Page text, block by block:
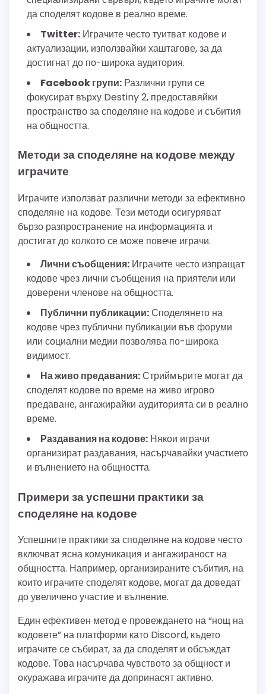
да споделят кодове в реално време.
Twitter: Играчите често туитват кодове и
актуализации, използвайки хаштагове, за да
достигнат до по-широка аудитория.
Facebook групи: Различни групи се
фокусират върху Destiny 2, предоставяйки
пространство за споделяне на кодове и събития
на общността.
Методи за споделяне на кодове между
играчите
Играчите използват различни методи за ефективно
споделяне на кодове. Тези методи осигуряват
бързо разпространение на информацията и
достигат до колкото се може повече играчи.
Лични съобщения: Играчите често изпращат
кодове чрез лични съобщения на приятели или
доверени членове на общността.
Публични публикации:Споделянето на
кодове чрез публични публикации във форуми
или социални медии позволява по-широка
видимост.
На живо предавания:Стриймърите могат да
споделят кодове по време на живо игрово
предаване, ангажирайки аудиторията си в реално
време.
Раздавания на кодове: Някои играчи
организират раздавания, насърчавайки участието
и вълнението на общността.
Примери за успешни практики за
споделяне на кодове
Успешните практики за споделяне на кодове често
включват ясна комуникация и ангажираност на
общността. Например, организираните събития, на
които играчите споделят кодове, могат да доведат
до увеличено участие и вълнение.
Един ефективен метод е провеждането на “нощ на
кодовете” на платформи като Discord, където
играчите се събират, за да споделят и обсъждат
кодове. Това насърчава чувството за общност и
окуражава играчите да допринасят активно.